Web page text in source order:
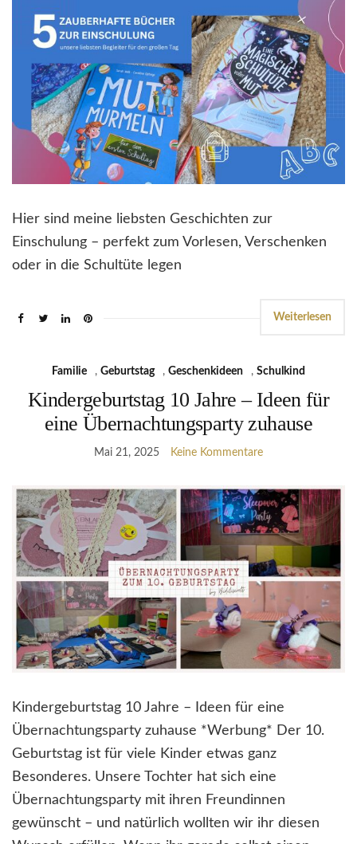
Hier sind meine liebsten Geschichten zur
Einschulung – perfekt zum Vorlesen, Verschenken
oder in die Schultüte legen
Weiterlesen
Familie , Geburtstag , Geschenkideen , Schulkind
Kindergeburtstag 10 Jahre – Ideen für
eine Übernachtungsparty zuhause
Mai 21, 2025 Keine Kommentare
Kindergeburtstag 10 Jahre – Ideen für eine
Übernachtungsparty zuhause *Werbung* Der 10.
Geburtstag ist für viele Kinder etwas ganz
Besonderes. Unsere Tochter hat sich eine
Übernachtungsparty mit ihren Freundinnen
gewünscht – und natürlich wollten wir ihr diesen